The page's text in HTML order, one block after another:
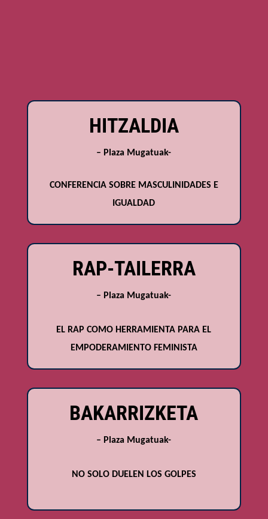
HITZALDIA
– Plaza Mugatuak-
CONFERENCIA SOBRE MASCULINIDADES E
IGUALDAD
RAP-TAILERRA
– Plaza Mugatuak-
EL RAP COMO HERRAMIENTA PARA EL
EMPODERAMIENTO FEMINISTA
BAKARRIZKETA
– Plaza Mugatuak-
NO SOLO DUELEN LOS GOLPES